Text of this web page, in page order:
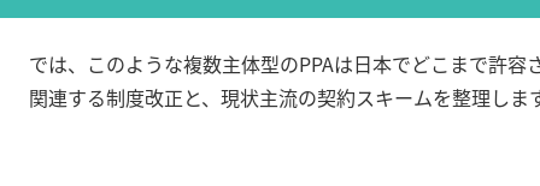
では、このような複数主体型のPPAは日本でどこまで許容
関連する制度改正と、現状主流の契約スキームを整理しま